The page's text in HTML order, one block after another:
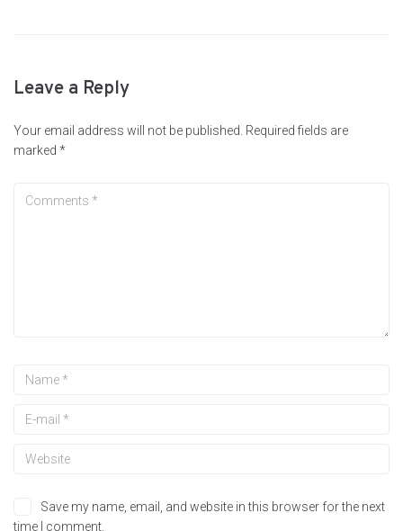
Leave a Reply
Your email address will not be published. Required fields are
marked *
Save my name, email, and website in this browser for the next
time I comment.